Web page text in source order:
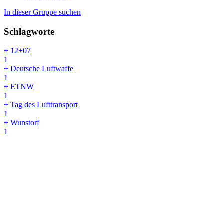
In dieser Gruppe suchen
Schlagworte
+ 12+07
1
+ Deutsche Luftwaffe
1
+ ETNW
1
+ Tag des Lufttransport
1
+ Wunstorf
1